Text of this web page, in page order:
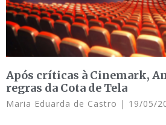
Após críticas à Cinemark,
regras da Cota de Tela
Maria Eduarda de Castro 19/05/